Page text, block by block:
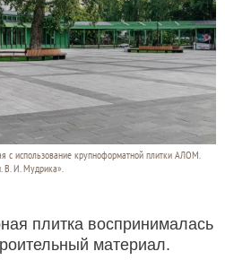
с использование крупноформатной плитки АЛОМ.
И. Мудрика».
плитка воспринималась
материал.